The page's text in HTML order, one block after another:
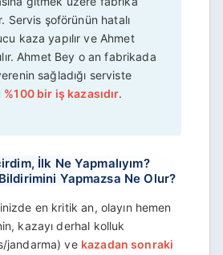
Servis şoförünün hatalı
kaza yapılır ve Ahmet
Ahmet Bey o an fabrikada
sağladığı serviste
%100 bir iş kazasıdır.
İlk Ne Yapmalıyım?
Yapmazsa Ne Olur?
en kritik an, olayın hemen
kazayı derhal kolluk
jandarma) ve kazadan sonraki